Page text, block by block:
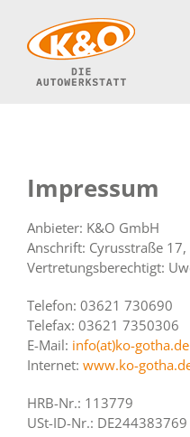
springen
Impressum
Anbieter: K&O GmbH
Anschrift: Cyrusstraße
Vertretungsberechtigt:
Telefon: 03621 730690
Telefax: 03621 7350306
E-Mail: info(at)ko-gotha.de
Internet: www.ko-
HRB-Nr.: 113779
USt-ID-Nr.: DE244383769